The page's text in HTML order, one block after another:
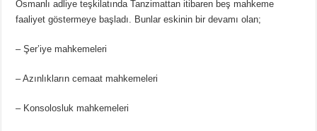
Osmanlı adliye teşkilatında Tanzimattan itibaren beş mahkeme
faaliyet göstermeye başladı. Bunlar eskinin bir devamı olan;
– Şer’iye mahkemeleri
– Azınlıkların cemaat mahkemeleri
– Konsolosluk mahkemeleri